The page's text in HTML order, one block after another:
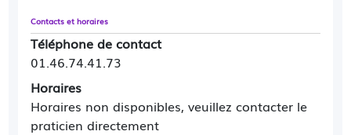
Contacts et horaires
Téléphone de contact
01.46.74.41.73
Horaires
Horaires non disponibles, veuillez contacter le
praticien directement